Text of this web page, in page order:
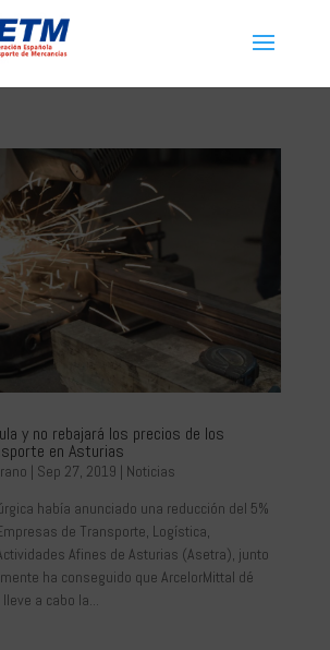
y no rebajará los precios de los
en Asturias
| Sep 27, 2019 | Noticias
había anunciado una reducción del 5%
de Transporte, Logística,
Afines de Asturias (Asetra), junto
ha conseguido que ArcelorMittal dé
a cabo la...